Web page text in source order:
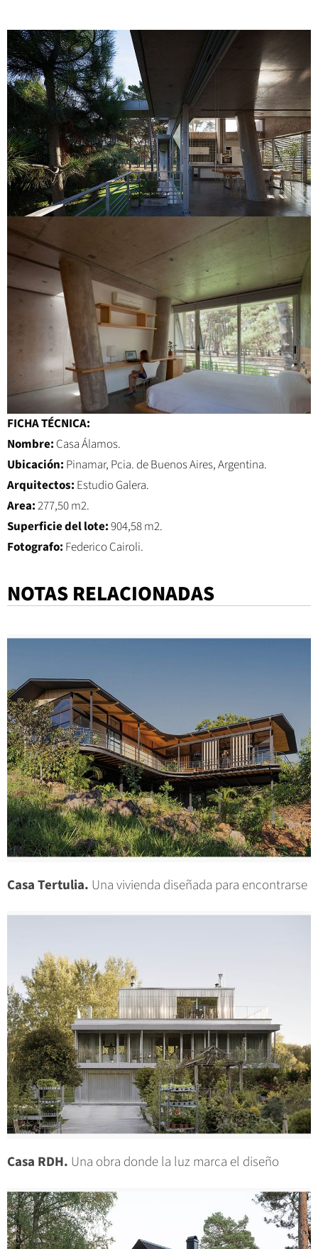
FICHA TÉCNICA:
Nombre: Casa Álamos.
Ubicación: Pinamar, Pcia. de Buenos Aires, Argentina.
Arquitectos: Estudio Galera.
Area:277,50 m2.
Superficie del lote:904,58 m2.
Fotografo: Federico Cairoli.
NOTAS RELACIONADAS
Casa Tertulia. Una vivienda diseñada para encontrarse
Casa RDH. Una obra donde la luz marca el diseño